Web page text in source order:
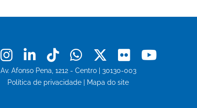
Facebook
Instagram
LinkedinTiktokWhatsapp
X Flickr
Av. Afonso Pena, 1212 - Centro | 30130-003
Política de privacidade
Mapa do site